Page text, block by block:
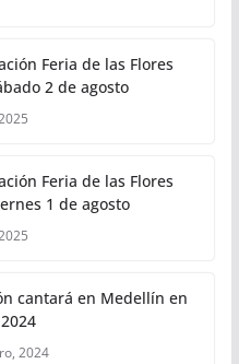
Feria de las Flores
2 de agosto
Feria de las Flores
1 de agosto
cantará en Medellín en
2024